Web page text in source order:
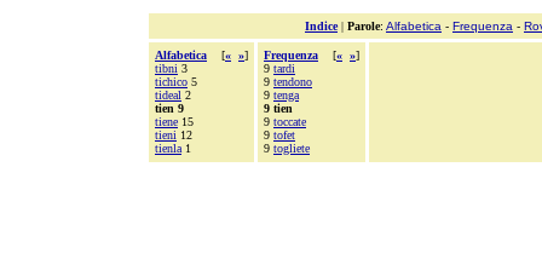
Indice| Parole: Alfabetica - Frequenza -
Alfabetica [« »]
tibni 3
tichico 5
tideal 2
tien 9
tiene 15
tieni 12
tienla 1
Frequenza [« »]
9 tardi
9 tendono
9 tenga
9 tien
9 toccate
9 tofet
9 togliete